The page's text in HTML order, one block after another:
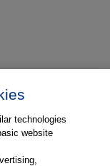
technologies
website